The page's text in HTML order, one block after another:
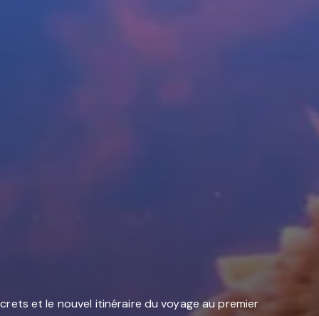
et le nouvel itinéraire du voyage au premier